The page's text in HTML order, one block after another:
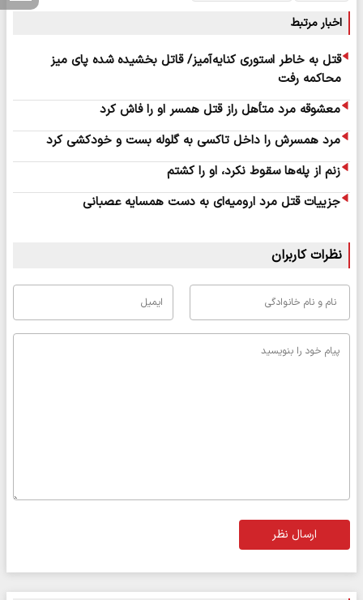
اخبار مرتبط
قتل به خاطر استوری کنایه‌آمیز/ قاتل بخشیده شده پای میز
محاکمه رفت
معشوقه مرد متأهل راز قتل همسر او را فاش کرد
مرد همسرش را داخل تاکسی به گلوله بست و خودکشی کرد
زنم از پله‌ها سقوط نکرد، او را کشتم
جزییات قتل مرد ارومیه‌ای به دست همسایه عصبانی
نظرات کاربران
ارسال نظر